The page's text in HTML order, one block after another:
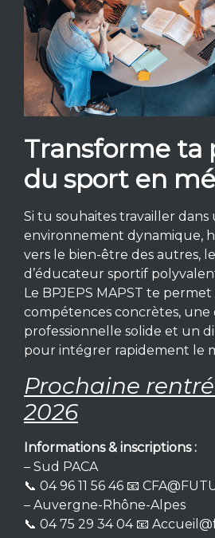
Transforme ta
du sport en
Si tu souhaites travailler dans
environnement dynamique,
vers le bien-être des autres,
d’éducateur sportif
Le BPJEPS MAPST te
compétences concrètes, une
professionnelle solide et un
pour intégrer rapidement le
Prochaine
2026
Informations & inscriptions :
– Sud PACA
📞 04 96 11 56 46 📧
– Auvergne-Rhône-Alpes
📞 04 75 29 34 04 📧